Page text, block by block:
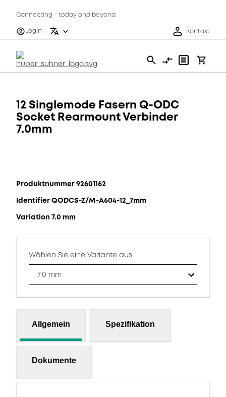
Connecting - today and beyond
Login
Kontakt
12 Singlemode Fasern Q-ODC
Socket Rearmount Verbinder
7.0mm
Produktnummer 92601162
Identifier QODCS-Z/M-A604-12_7mm
Variation 7.0 mm
Wählen Sie eine Variante aus
7.0 mm
Allgemein Spezifikation
Dokumente